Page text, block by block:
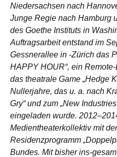
Niedersachsen nach
Junge Regie nach Hamburg
des Goethe Instituts in
Auftragsarbeit entstand im
Gessnerallee in -Zürich das
HAPPY HOUR“, ein
das theatrale Game „Hedge
Nullerjahre, das u. a. nach
Gry“ und zum „New
eingeladen wurde.
Medientheaterkollektiv mit
Residenzprogramm
Bundes. Mit bisher ins-